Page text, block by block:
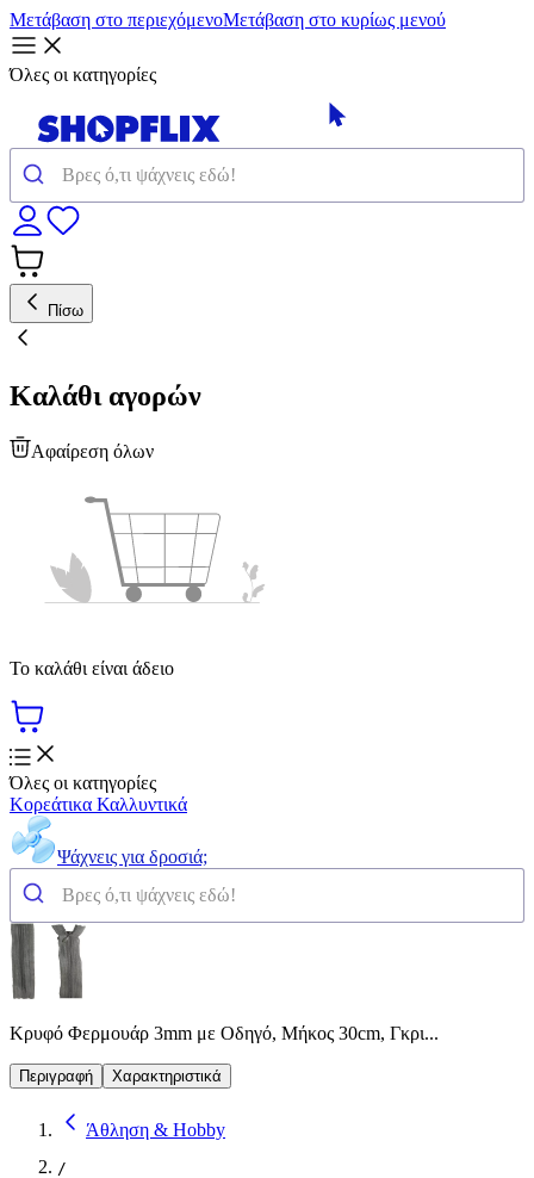
Μετάβαση στο περιεχόμενοΜετάβαση στο κυρίως μενού
Όλες οι κατηγορίες
Πίσω
Καλάθι αγορών
Αφαίρεση όλων
Το καλάθι είναι άδειο
Όλες οι κατηγορίες
Κορεάτικα Καλλυντικά
Ψάχνεις για δροσιά;
Κρυφό Φερμουάρ 3mm με Οδηγό, Μήκος 30cm, Γκρι...
Περιγραφή Χαρακτηριστικά
Άθληση & Hobby
/